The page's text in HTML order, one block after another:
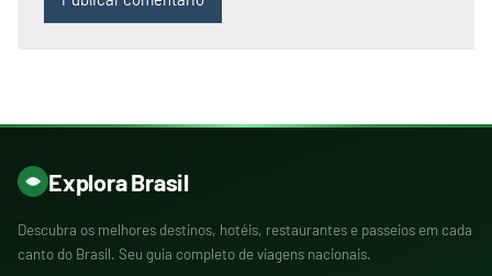
Explora Brasil
Descubra os melhores destinos, hotéis, restaurantes e passeios em cada
canto do Brasil. Seu guia completo de viagens nacionais.